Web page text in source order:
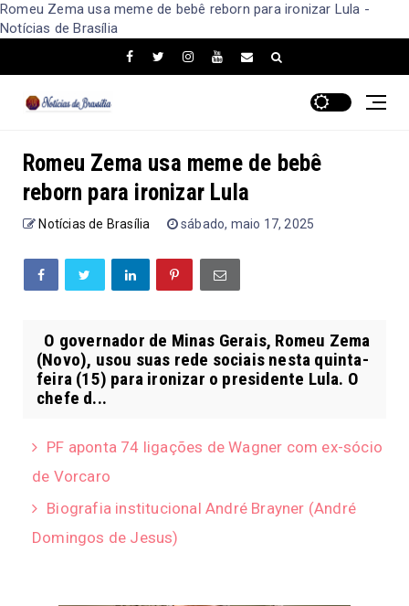
Romeu Zema usa meme de bebê reborn para ironizar Lula -
Notícias de Brasília
Romeu Zema usa meme de bebê
reborn para ironizar Lula
Notícias de Brasília sábado, maio 17, 2025
O governador de Minas Gerais, Romeu Zema
(Novo), usou suas rede sociais nesta quinta-
feira (15) para ironizar o presidente Lula. O
chefe d...
PF aponta 74 ligações de Wagner com ex-sócio
de Vorcaro
Biografia institucional André Brayner (André
Domingos de Jesus)